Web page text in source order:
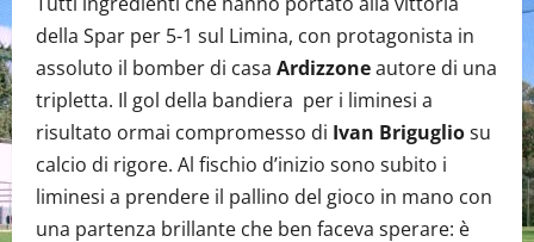
della Spar per 5-1 sul Limina, con protagonista in
assoluto il bomber di casa Ardizzoneautore di una
tripletta. Il gol della bandiera per i liminesi a
risultato ormai compromesso di Ivan Brigugliosu
calcio di rigore. Al fischio d’inizio sono subito i
liminesi a prendere il pallino del gioco in mano con
una partenza brillante che ben faceva sperare: è